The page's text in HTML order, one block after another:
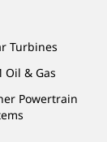
Turbines
Oil & Gas
Powertrain